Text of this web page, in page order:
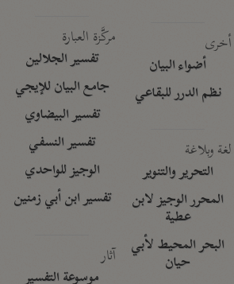
أخرى
أضواء البيان
نظم الدرر للبقاعي
لغة وبلاغة
التحرير والتنوير
المحرر الوجيز لابن
عطية
البحر المحيط لأبي
حيان
مركَّزة العبارة
تفسير الجلالين
جامع البيان للإيجي
تفسير البيضاوي
تفسير النسفي
الوجيز للواحدي
تفسير ابن أبي زمنين
آثار
موسوعة التفسير